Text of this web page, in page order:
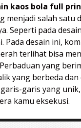
kaos bola full
menjadi salah satu
Seperti pada
Pada desain ini,
terlihat bisa
yang
yang berbeda dan
garis yang
kamu eksekusi.